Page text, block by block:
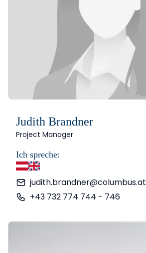
Judith Brandner
Project Manager
Ich spreche:
judith.brandner@columbus.at
+43 732 774 744 - 746